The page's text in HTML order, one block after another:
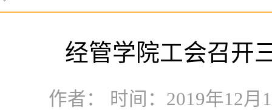
经管学院工会召开
作者： 时间：2019年12月